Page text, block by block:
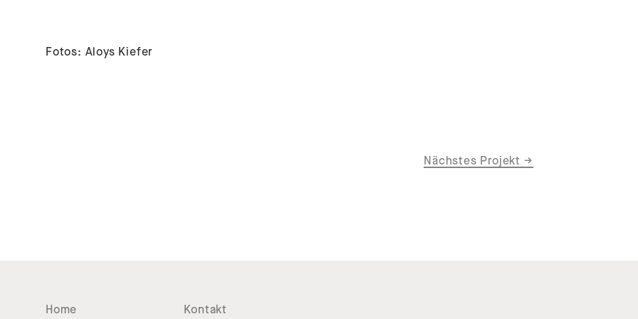
Fotos: Aloys Kiefer
Nächstes Projekt →
Home Kontakt